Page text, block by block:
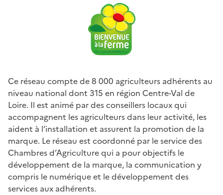
Ce réseau compte de 8 000 agriculteurs adhérents au
niveau national dont 315 en région Centre-Val de
Loire. Il est animé par des conseillers locaux qui
accompagnent les agriculteurs dans leur activité, les
aident à l’installation et assurent la promotion de la
marque. Le réseau est coordonné par le service des
Chambres d’Agriculture qui a pour objectifs le
développement de la marque, la communication y
compris le numérique et le développement des
services aux adhérents.